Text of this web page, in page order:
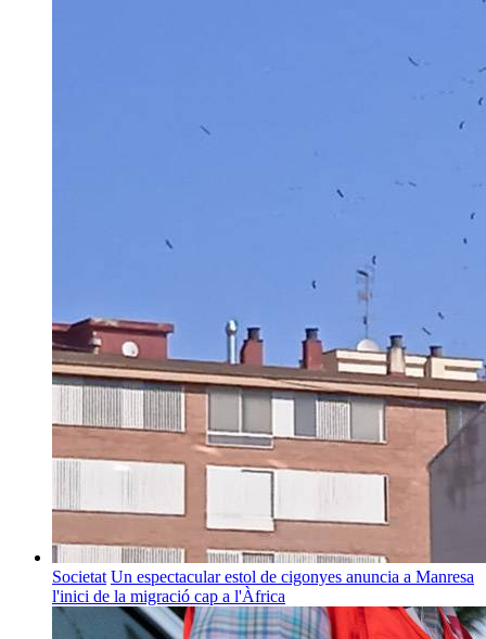
Societat Un espectacular estol de cigonyes anuncia a Manresa
l'inici de la migració cap a l'Àfrica